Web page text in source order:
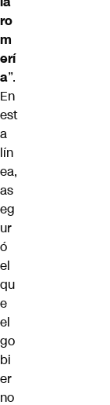
ro
m
erí
a”.
En
est
a
lín
ea,
as
eg
ur
ó
el
qu
e
el
go
bi
er
no